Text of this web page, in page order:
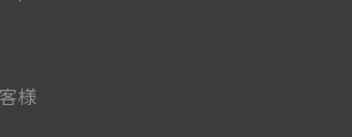
様